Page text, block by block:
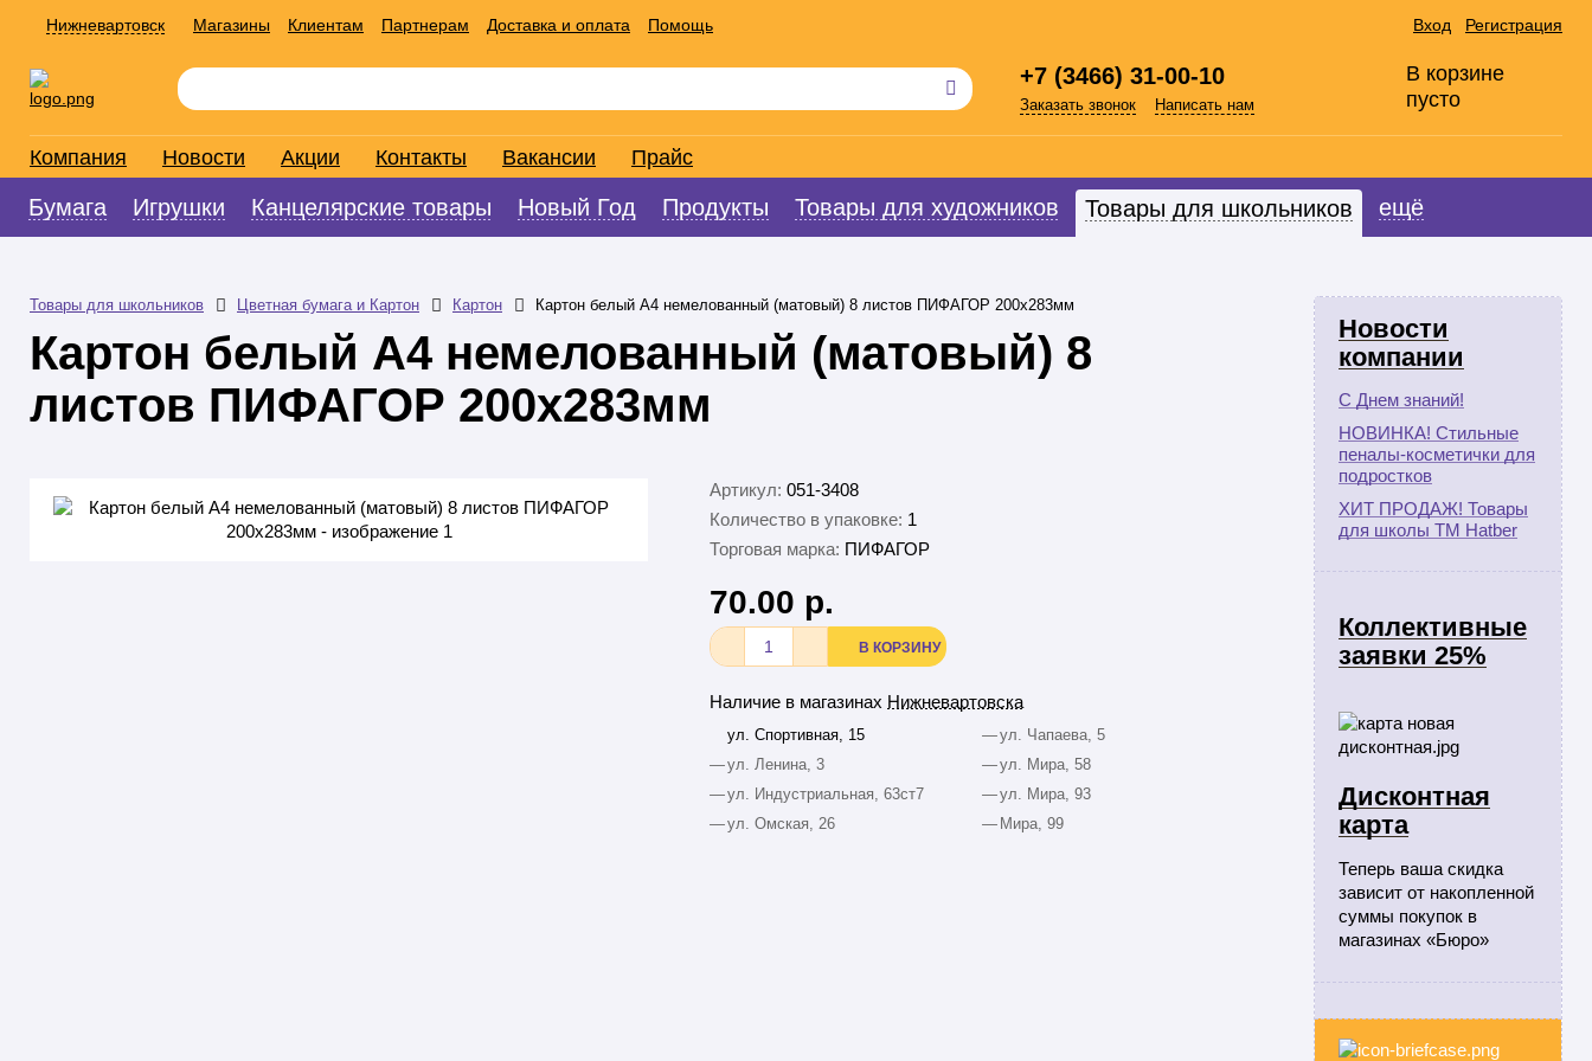
Вход Регистрация
Нижневартовск Магазины Клиентам Партнерам Доставка и оплата Помощь
+7 (3466) 31-00-10
Заказать звонок Написать нам
В корзине
пусто
Компания Новости Акции Контакты Вакансии Прайс
Бумага Игрушки Канцелярские товары Новый Год Продукты Товары для художников Товары для школьников ещё
Новости
компании
С Днем знаний!
НОВИНКА! Стильные
пеналы-косметички для
подростков
ХИТ ПРОДАЖ! Товары
для школы ТМ Hatber
Коллективные
заявки 25%
Дисконтная
карта
Теперь ваша скидка
зависит от накопленной
суммы покупок в
магазинах «Бюро»
Товары для школьников Цветная бумага и Картон Картон Картон белый А4 немелованный (матовый) 8 листов ПИФАГОР 200х283мм
Картон белый А4 немелованный (матовый) 8
листов ПИФАГОР 200х283мм
Артикул: 051-3408
Количество в упаковке: 1
Торговая марка: ПИФАГОР
70.00 р.
В КОРЗИНУ
Наличие в магазинах Нижневартовска
ул. Спортивная, 15 —ул. Чапаева, 5
—ул. Ленина, 3 —ул. Мира, 58
—ул. Индустриальная, 63ст7 —ул. Мира, 93
—ул. Омская, 26 — Мира, 99